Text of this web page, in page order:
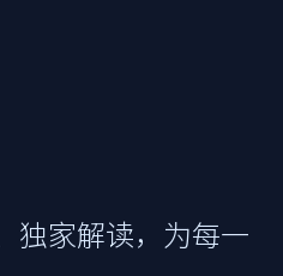
独家解读，为每一